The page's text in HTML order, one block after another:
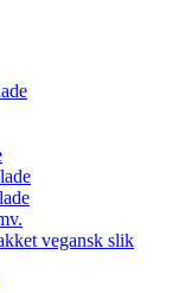
vegansk slik